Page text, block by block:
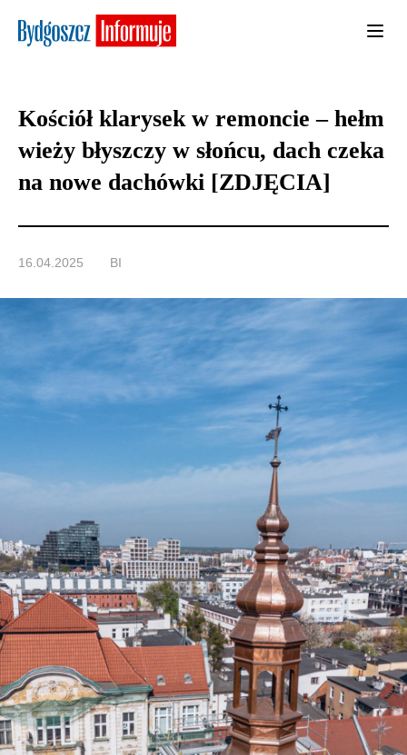
Kościół klarysek w remoncie – hełm
wieży błyszczy w słońcu, dach czeka
na nowe dachówki [ZDJĘCIA]
16.04.2025 BI